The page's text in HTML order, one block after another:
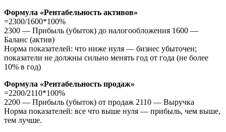
Формула «Рентабельность активов»
=2300/1600*100%
2300 — Прибыль (убыток) до налогообложения 1600 —
Баланс (актив)
Норма показателей: что ниже нуля — бизнес убыточен;
показатели не должны сильно менять год от года (не более
10% в год)
Формула «Рентабельность продаж»
=2200/2110*100%
2200 — Прибыль (убыток) от продаж 2110 — Выручка
Норма показателей: все что выше нуля — прибыль, чем выше,
тем лучше.